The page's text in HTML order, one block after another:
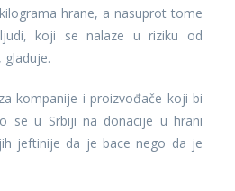
hrane, a nasuprot tome
koji se nalaze u riziku od
kompanije i proizvođače koji bi
se u Srbiji na donacije u hrani
jeftinije da je bace nego da je